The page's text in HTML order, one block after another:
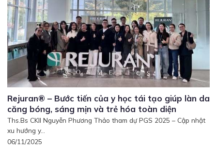
Rejuran® – Bước tiến của y học tái tạo giúp làn da
căng bóng, sáng mịn và trẻ hóa toàn diện
Ths.Bs CKII Nguyễn Phương Thảo tham dự PGS 2025 – Cập nhật
xu hướng y...
06/11/2025